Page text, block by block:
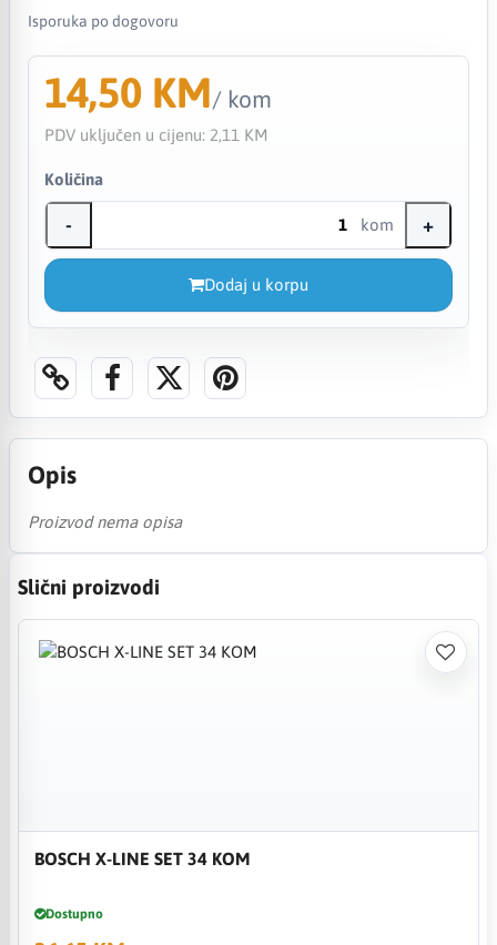
Isporuka po dogovoru
14,50 KM/ kom
PDV uključen u cijenu: 2,11 KM
Količina
- kom +
Dodaj u korpu
Opis
Proizvod nema opisa
Slični proizvodi
BOSCH X-LINE SET 34 KOM
Dostupno